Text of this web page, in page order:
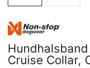
Cruise Collar,